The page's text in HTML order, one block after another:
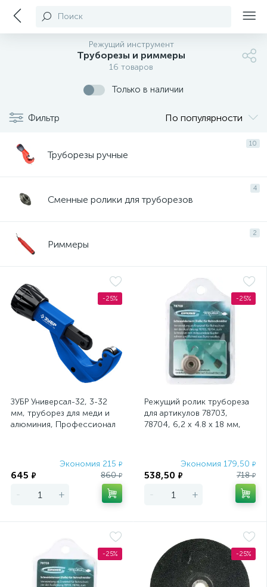
Поиск
Режущий инструмент
Труборезы и риммеры
16 товаров
Только в наличии
Фильтр По популярности
10
Труборезы ручные
4
Сменные ролики для труборезов
2
Риммеры
-25%
ЗУБР Универсал-32, 3-32
мм, труборез для меди и
алюминия, Профессионал
Экономия 215 ₽
645 ₽ 860₽
- +
-25%
Режущий ролик трубореза
для артикулов 78703,
78704, 6,2 х 4.8 х 18 мм,
Экономия 179,50 ₽
538,50 ₽ 718₽
- +
-25% -25%